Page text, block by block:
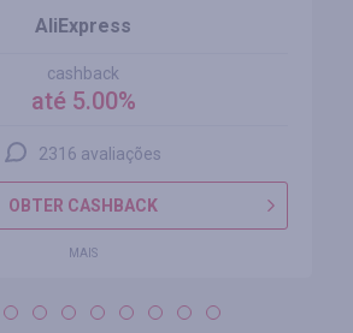
AliExpress
cashback
até 5.00%
2316 avaliações
OBTER CASHBACK
MAIS